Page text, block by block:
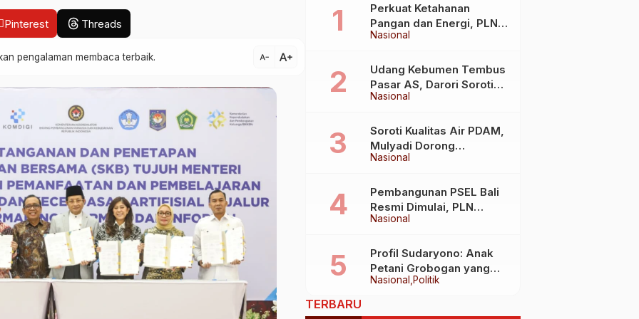
Pinterest Threads
pengalaman membaca terbaik. text_decrease text_increase
Nasional
Perkuat Ketahanan
Pangan dan Energi, PLN
Jalin Kerja Sama Strategis
Kelautan dan Perikanan
Nasional
Udang Kebumen Tembus
Pasar AS, Darori Soroti
Dampaknya bagi Warga
Nasional
Soroti Kualitas Air PDAM,
Mulyadi Dorong
Standardisasi Lewat RUU
Nasional
Pembangunan PSEL Bali
Resmi Dimulai, PLN
Dukung Penuh
Pengelolaan Sampah Jadi
Energi Listrik
Nasional Politik
Profil Sudaryono: Anak
Petani Grobogan yang
Kini Memimpin Badan Gizi
TERBARU